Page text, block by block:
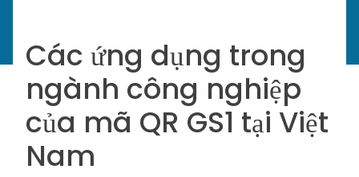
Các ứng dụng trong
ngành công nghiệp
của mã QR GS1 tại Việt
Nam